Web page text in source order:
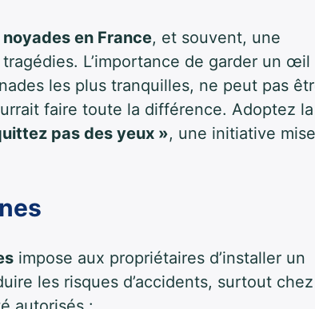
en France, et souvent, une
L’importance de garder un œil
les plus tranquilles, ne peut pas
faire toute la différence. Adoptez la
pas des yeux », une initiative
impose aux propriétaires d’installer un
les risques d’accidents, surtout